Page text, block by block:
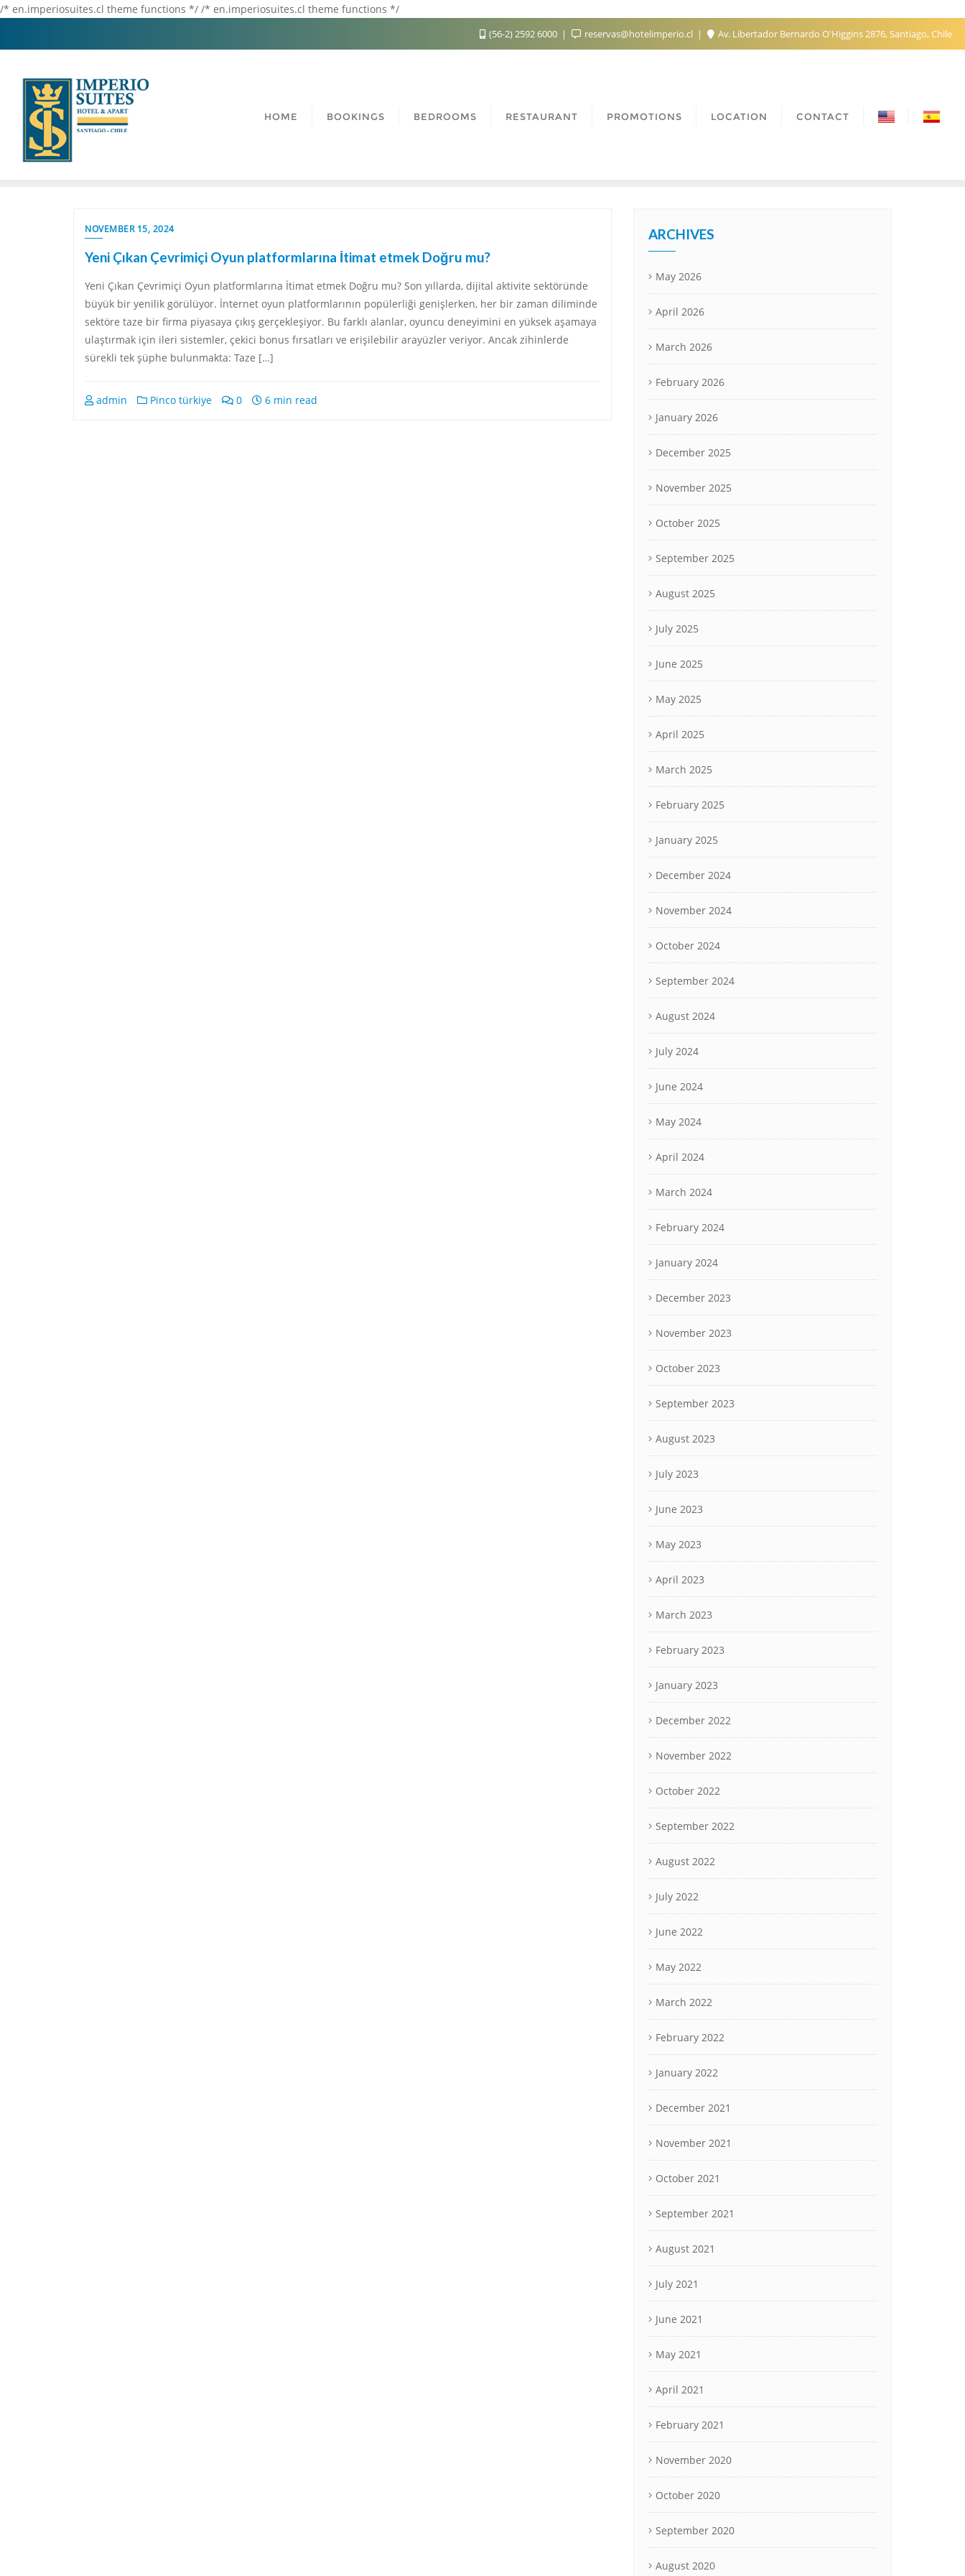
/* en.imperiosuites.cl theme functions */ /* en.imperiosuites.cl theme functions */
(56-2) 2592 6000 reservas@hotelimperio.cl Av. Libertador Bernardo O'Higgins 2876, Santiago, Chile
HOME BOOKINGS BEDROOMS RESTAURANT PROMOTIONS LOCATION CONTACT
NOVEMBER 15, 2024
Yeni Çıkan Çevrimiçi Oyun platformlarına İtimat etmek Doğru mu?
Yeni Çıkan Çevrimiçi Oyun platformlarına İtimat etmek Doğru mu? Son yıllarda, dijital aktivite sektöründe
büyük bir yenilik görülüyor. İnternet oyun platformlarının popülerliği genişlerken, her bir zaman diliminde
sektöre taze bir firma piyasaya çıkış gerçekleşiyor. Bu farklı alanlar, oyuncu deneyimini en yüksek aşamaya
ulaştırmak için ileri sistemler, çekici bonus fırsatları ve erişilebilir arayüzler veriyor. Ancak zihinlerde
sürekli tek şüphe bulunmakta: Taze […]
admin Pinco türkiye 0 6 min read
ARCHIVES
May 2026
April 2026
March 2026
February 2026
January 2026
December 2025
November 2025
October 2025
September 2025
August 2025
July 2025
June 2025
May 2025
April 2025
March 2025
February 2025
January 2025
December 2024
November 2024
October 2024
September 2024
August 2024
July 2024
June 2024
May 2024
April 2024
March 2024
February 2024
January 2024
December 2023
November 2023
October 2023
September 2023
August 2023
July 2023
June 2023
May 2023
April 2023
March 2023
February 2023
January 2023
December 2022
November 2022
October 2022
September 2022
August 2022
July 2022
June 2022
May 2022
March 2022
February 2022
January 2022
December 2021
November 2021
October 2021
September 2021
August 2021
July 2021
June 2021
May 2021
April 2021
February 2021
November 2020
October 2020
September 2020
August 2020